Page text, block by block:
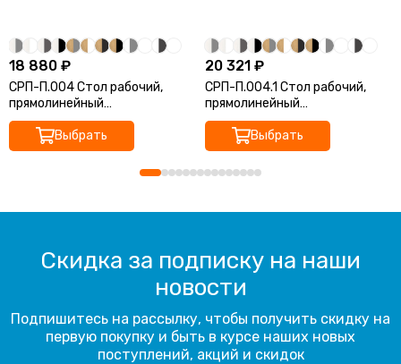
18 880 ₽
СРП-П.004 Стол рабочий,
прямолинейный
(1600*700*750)
Выбрать
20 321 ₽
СРП-П.004.1 Стол рабочий,
прямолинейный
(1600*800*750)
Выбрать
Скидка за подписку на наши
новости
Подпишитесь на рассылку, чтобы получить скидку на
первую покупку и быть в курсе наших новых
поступлений, акций и скидок